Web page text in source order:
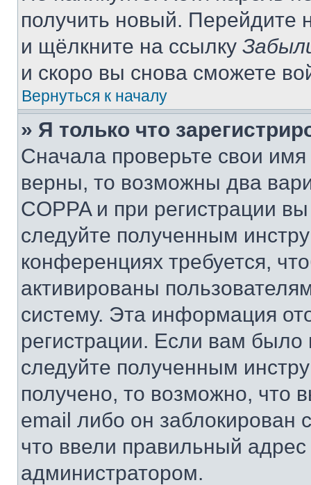
получить новый. Перейдите
и щёлкните на ссылку
и скоро вы снова сможете
Вернуться к началу
» Я только что
Сначала проверьте свои
верны, то возможны два
COPPA и при регистрации
следуйте полученным
конференциях требуется,
активированы
систему. Эта информация
регистрации. Если вам
следуйте полученным
получено, то возможно, что
email либо он
что ввели правильный адрес
администратором.